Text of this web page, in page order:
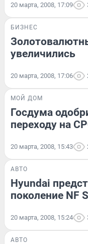
20 марта, 2008, 17:09
БИЗНЕС
увеличились
20 марта, 2008, 17:06
МОЙ ДОМ
Госдума
переходу на
20 марта, 2008, 15:43
АВТО
Hyundai
поколение NF
20 марта, 2008, 15:24
АВТО